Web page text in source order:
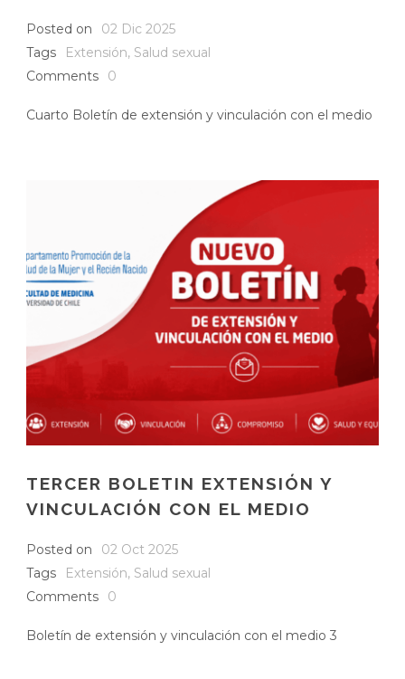
Posted on
02 Dic 2025
Tags
Extensión, Salud sexual
Comments
0
Cuarto Boletín de extensión y vinculación con el medio
TERCER BOLETIN EXTENSIÓN Y
VINCULACIÓN CON EL MEDIO
Posted on
02 Oct 2025
Tags
Extensión, Salud sexual
Comments
0
Boletín de extensión y vinculación con el medio 3